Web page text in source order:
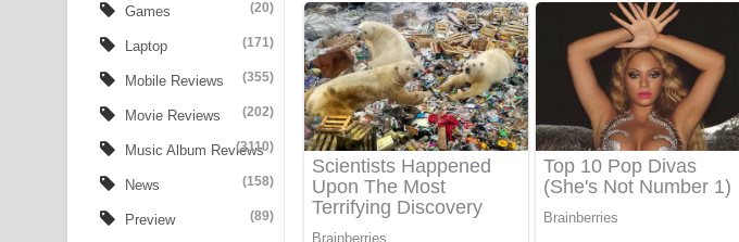
Aye Lanweela Song Lyrics - ආයේ ලංවීලා ගීතයේ පද පෙළ
Ala purannata Song Lyrics - ආල පුරන්නට ගීතයේ පද පෙළ
FEVER DREAM Lyrics - Alex Warren
BTS : Hooligan Lyrics
Games (20)
Laptop (171)
Mobile Reviews (355)
Movie Reviews (202)
Music Album Reviews
(3110)
News (158)
Preview (89)